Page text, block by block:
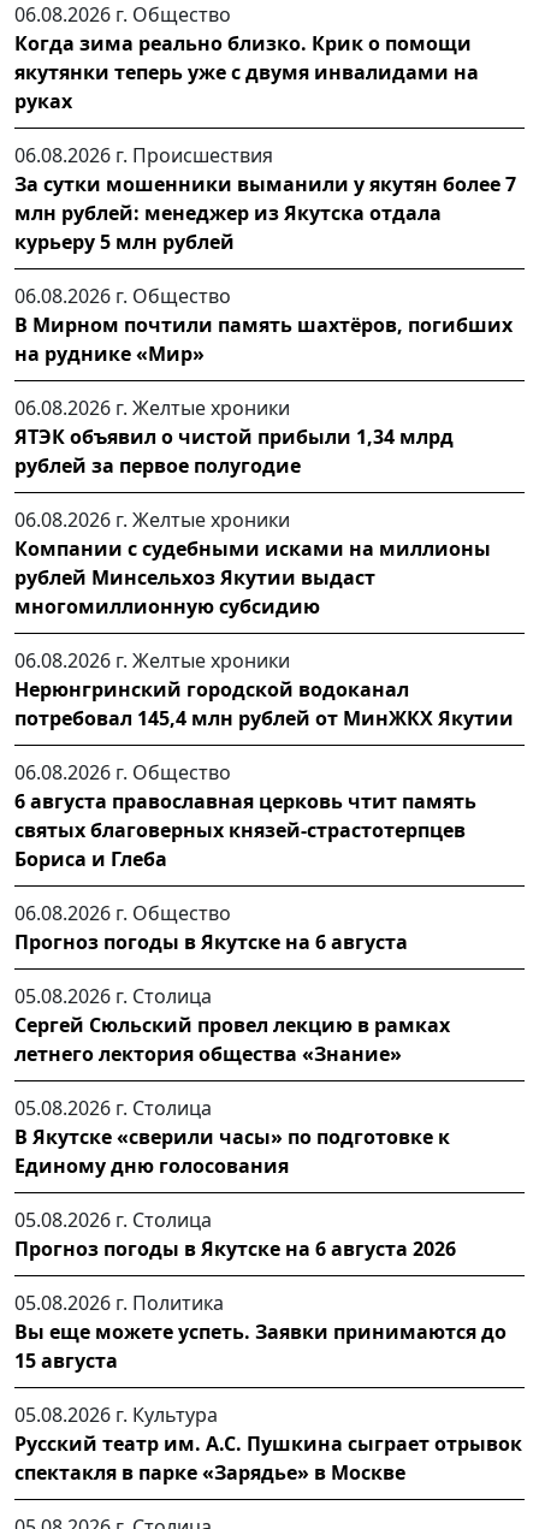
06.08.2026 г. Общество
Когда зима реально близко. Крик о помощи
якутянки теперь уже с двумя инвалидами на
руках
06.08.2026 г. Происшествия
За сутки мошенники выманили у якутян более 7
млн рублей: менеджер из Якутска отдала
курьеру 5 млн рублей
06.08.2026 г. Общество
В Мирном почтили память шахтёров, погибших
на руднике «Мир»
06.08.2026 г. Желтые хроники
ЯТЭК объявил о чистой прибыли 1,34 млрд
рублей за первое полугодие
06.08.2026 г. Желтые хроники
Компании с судебными исками на миллионы
рублей Минсельхоз Якутии выдаст
многомиллионную субсидию
06.08.2026 г. Желтые хроники
Нерюнгринский городской водоканал
потребовал 145,4 млн рублей от МинЖКХ Якутии
06.08.2026 г. Общество
6 августа православная церковь чтит память
святых благоверных князей-страстотерпцев
Бориса и Глеба
06.08.2026 г. Общество
Прогноз погоды в Якутске на 6 августа
05.08.2026 г. Столица
Сергей Сюльский провел лекцию в рамках
летнего лектория общества «Знание»
05.08.2026 г. Столица
В Якутске «сверили часы» по подготовке к
Единому дню голосования
05.08.2026 г. Столица
Прогноз погоды в Якутске на 6 августа 2026
05.08.2026 г. Политика
Вы еще можете успеть. Заявки принимаются до
15 августа
05.08.2026 г. Культура
Русский театр им. А.С. Пушкина сыграет отрывок
спектакля в парке «Зарядье» в Москве